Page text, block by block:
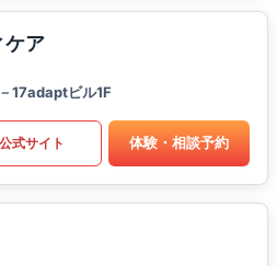
ケア
17adaptビル1F
公式サイト 体験・相談予約